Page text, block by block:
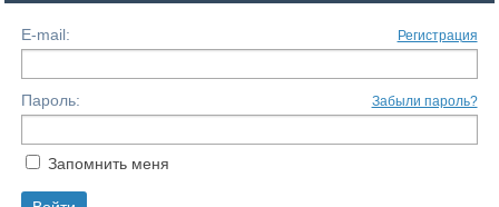
E-mail: Регистрация
Пароль: Забыли пароль?
Запомнить меня